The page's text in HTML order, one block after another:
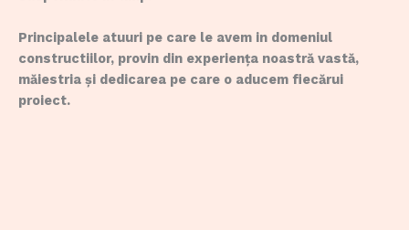
Principalele atuuri pe care le avem in domeniul
constructiilor, provin din experiența noastră vastă,
măiestria și dedicarea pe care o aducem fiecărui
proiect.